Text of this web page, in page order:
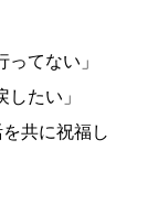
てない」
たい」
共に祝福し